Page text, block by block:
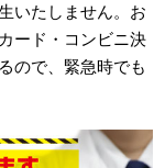
いたしません。お
ード・コンビニ決
ので、緊急時でも